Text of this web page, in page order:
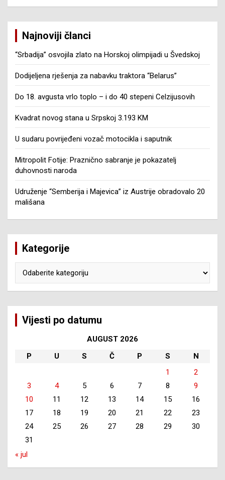
Najnoviji članci
“Srbadija” osvojila zlato na Horskoj olimpijadi u Švedskoj
Dodijeljena rješenja za nabavku traktora “Belarus”
Do 18. avgusta vrlo toplo – i do 40 stepeni Celzijusovih
Kvadrat novog stana u Srpskoj 3.193 KM
U sudaru povrijeđeni vozač motocikla i saputnik
Mitropolit Fotije: Praznično sabranje je pokazatelj
duhovnosti naroda
Udruženje “Semberija i Majevica” iz Austrije obradovalo 20
mališana
Kategorije
Vijesti po datumu
AUGUST 2026
P
U S Č P S
N
1
2
3
4 5 6 7 8
9
10
11 12 13 14 15
16
17
18 19 20 21 22
23
24
25 26 27 28 29
30
31
« jul